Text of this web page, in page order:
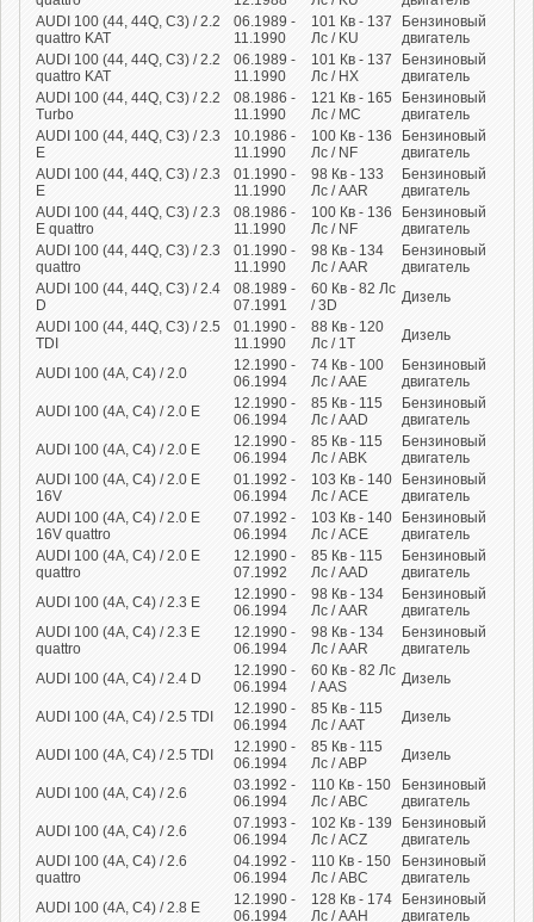
AUDI 100 (44, 44Q, C3) / 2.2
quattro KAT
06.1989 -
11.1990
101 Кв - 137
Лс / KU
Бензиновый
двигатель
AUDI 100 (44, 44Q, C3) / 2.2
quattro KAT
06.1989 -
11.1990
101 Кв - 137
Лс / HX
Бензиновый
двигатель
AUDI 100 (44, 44Q, C3) / 2.2
Turbo
08.1986 -
11.1990
121 Кв - 165
Лс / MC
Бензиновый
двигатель
AUDI 100 (44, 44Q, C3) / 2.3
E
10.1986 -
11.1990
100 Кв - 136
Лс / NF
Бензиновый
двигатель
AUDI 100 (44, 44Q, C3) / 2.3
E
01.1990 -
11.1990
98 Кв - 133
Лс / AAR
Бензиновый
двигатель
AUDI 100 (44, 44Q, C3) / 2.3
E quattro
08.1986 -
11.1990
100 Кв - 136
Лс / NF
Бензиновый
двигатель
AUDI 100 (44, 44Q, C3) / 2.3
quattro
01.1990 -
11.1990
98 Кв - 134
Лс / AAR
Бензиновый
двигатель
AUDI 100 (44, 44Q, C3) / 2.4
D
08.1989 -
07.1991
60 Кв - 82 Лс
/ 3D
Дизель
AUDI 100 (44, 44Q, C3) / 2.5
TDI
01.1990 -
11.1990
88 Кв - 120
Лс / 1T Дизель
AUDI 100 (4A, C4) / 2.0
12.1990 -
06.1994
74 Кв - 100
Лс / AAE
Бензиновый
двигатель
AUDI 100 (4A, C4) / 2.0 E
12.1990 -
06.1994
85 Кв - 115
Лс / AAD
Бензиновый
двигатель
AUDI 100 (4A, C4) / 2.0 E
12.1990 -
06.1994
85 Кв - 115
Лс / ABK
Бензиновый
двигатель
AUDI 100 (4A, C4) / 2.0 E
16V
01.1992 -
06.1994
103 Кв - 140
Лс / ACE
Бензиновый
двигатель
AUDI 100 (4A, C4) / 2.0 E
16V quattro
07.1992 -
06.1994
103 Кв - 140
Лс / ACE
Бензиновый
двигатель
AUDI 100 (4A, C4) / 2.0 E
quattro
12.1990 -
07.1992
85 Кв - 115
Лс / AAD
Бензиновый
двигатель
AUDI 100 (4A, C4) / 2.3 E
12.1990 -
06.1994
98 Кв - 134
Лс / AAR
Бензиновый
двигатель
AUDI 100 (4A, C4) / 2.3 E
quattro
12.1990 -
06.1994
98 Кв - 134
Лс / AAR
Бензиновый
двигатель
AUDI 100 (4A, C4) / 2.4 D
12.1990 -
06.1994
60 Кв - 82 Лс
/ AAS
Дизель
AUDI 100 (4A, C4) / 2.5 TDI
12.1990 -
06.1994
85 Кв - 115
Лс / AAT Дизель
AUDI 100 (4A, C4) / 2.5 TDI
12.1990 -
06.1994
85 Кв - 115
Лс / ABP Дизель
AUDI 100 (4A, C4) / 2.6
03.1992 -
06.1994
110 Кв - 150
Лс / ABC
Бензиновый
двигатель
AUDI 100 (4A, C4) / 2.6
07.1993 -
06.1994
102 Кв - 139
Лс / ACZ
Бензиновый
двигатель
AUDI 100 (4A, C4) / 2.6
quattro
04.1992 -
06.1994
110 Кв - 150
Лс / ABC
Бензиновый
двигатель
AUDI 100 (4A, C4) / 2.8 E
12.1990 -
06.1994
128 Кв - 174
Лс / AAH
Бензиновый
двигатель